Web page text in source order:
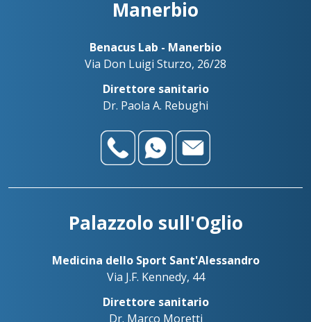
Manerbio
Benacus Lab - Manerbio
Via Don Luigi Sturzo, 26/28
Direttore sanitario
Dr. Paola A. Rebughi
Palazzolo sull'Oglio
Medicina dello Sport Sant'Alessandro
Via J.F. Kennedy, 44
Direttore sanitario
Dr. Marco Moretti